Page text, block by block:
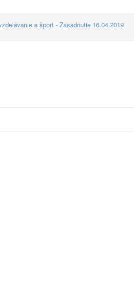
a šport - Zasadnutie 16.04.2019